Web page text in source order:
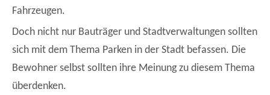
Fahrzeugen.
Doch nicht nur Bauträger und Stadtverwaltungen sollten
sich mit dem Thema Parken in der Stadt befassen. Die
Bewohner selbst sollten ihre Meinung zu diesem Thema
überdenken.